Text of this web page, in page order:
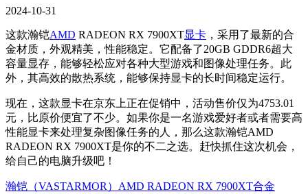
2024-10-31
这款瀚铠AMD RADEON RX 7900XT显卡 ，采用了最新的合
金材质，外观精美，性能稳定。它配备了20GB GDDR6超大
容量显存，能够轻松应对各种大型游戏和图像处理任务。此
外，其高效的散热系统，能够保持显卡的长时间稳定运行。
现在，这款显卡在京东上正在促销中，活动售价仅为4753.01
元，比原价便宜了不少。如果你是一名游戏爱好者或者需要高
性能显卡来处理复杂图像任务的人，那么这款瀚铠AMD
RADEON RX 7900XT是你的不二之选。赶快抓住这次机会，
给自己的电脑升级吧！
瀚铠（VASTARMOR）AMD RADEON RX 7900XT合金